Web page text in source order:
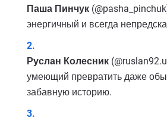
Паша Пинчук
энергичный и всегда
Руслан Колесник
умеющий превратить даже
забавную историю.